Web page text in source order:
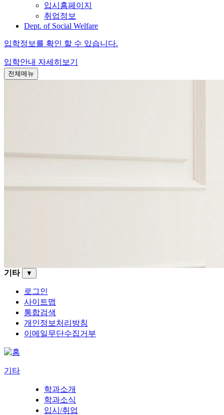
입시홈페이지
취업정보
Dept. of Social Welfare
입학정보를 확인 할 수 있습니다.
입학안내 자세히보기
전체메뉴
기타 ▼
로그인
사이트맵
통합검색
개인정보처리방침
이메일무단수집거부
기타
학과소개
학과소식
입시/취업